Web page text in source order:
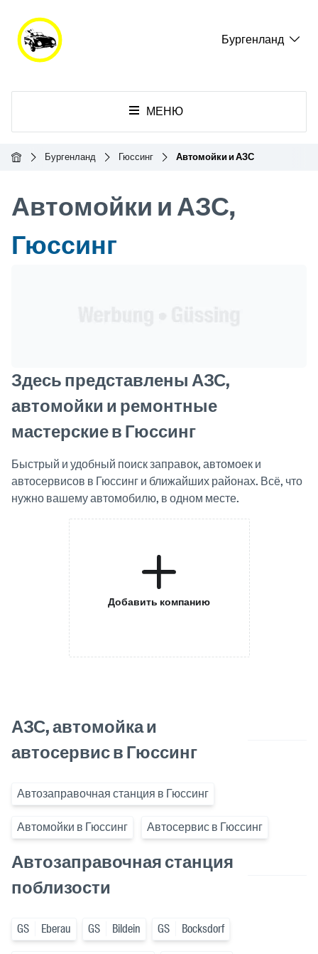
Бургенланд
МЕНЮ
ГлавнаяБургенланд Гюссинг Автомойки и АЗС
Автомойки и АЗС,
Гюссинг
Здесь представлены АЗС,
автомойки и ремонтные
мастерские в Гюссинг
Быстрый и удобный поиск заправок, автомоек и
автосервисов в Гюссинг и ближайших районах. Всё, что
нужно вашему автомобилю, в одном месте.
Добавить компанию
АЗС, автомойка и
автосервис в Гюссинг
Автозаправочная станция в Гюссинг
Автомойки в Гюссинг Автосервис в Гюссинг
Автозаправочная станция
поблизости
GS Eberau GS Bildein GS Bocksdorf